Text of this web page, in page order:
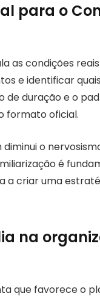
para o
as condições
e identificar
de duração e o
formato oficial.
o
é
a criar uma
na
que favorece o